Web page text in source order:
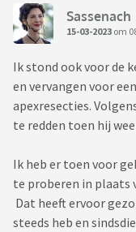
Sassenach
15-03-2023 om
Ik stond ook voor de
en vervangen voor
apexresecties.
te redden toen hij
Ik heb er toen voor
te proberen in plaats
Dat heeft ervoor
steeds heb en